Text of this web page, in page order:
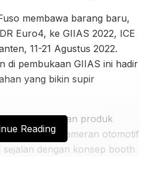
membawa barang baru,
Euro4, ke GIIAS 2022, ICE
11-21 Agustus 2022.
di pembukaan GIIAS ini hadir
yang bikin supir
jajaran produk
di pameran otomotif
dengan konsep booth
Reading